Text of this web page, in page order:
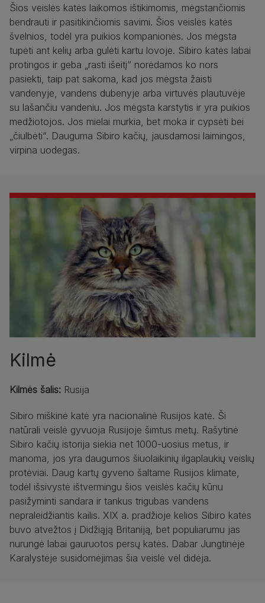
Šios veislės katės laikomos ištikimomis, mėgstančiomis
bendrauti ir pasitikinčiomis savimi. Šios veislės katės
švelnios, todėl yra puikios kompanionės. Jos mėgsta
tupėti ant kelių arba gulėti kartu lovoje. Sibiro katės labai
protingos ir geba „rasti išeitį“ norėdamos ko nors
pasiekti, taip pat sakoma, kad jos mėgsta žaisti
vandenyje, vandens dubenyje arba virtuvės plautuvėje
su lašančiu vandeniu. Jos mėgsta karstytis ir yra puikios
medžiotojos. Jos mielai murkia, bet moka ir cypsėti bei
„čiulbėti“. Dauguma Sibiro kačių, jausdamosi laimingos,
virpina uodegas.
Kilmė
Kilmės šalis: Rusija
Sibiro miškinė katė yra nacionalinė Rusijos katė. Ši
natūrali veislė gyvuoja Rusijoje šimtus metų. Rašytinė
Sibiro kačių istorija siekia net 1000-uosius metus, ir
manoma, jos yra daugumos šiuolaikinių ilgaplaukių veislių
protėviai. Daug kartų gyveno šaltame Rusijos klimate,
todėl išsivystė ištvermingu šios veislės kačių kūnu
pasižyminti sandara ir tankus trigubas vandens
nepraleidžiantis kailis. XIX a. pradžioje kelios Sibiro katės
buvo atvežtos į Didžiąją Britaniją, bet populiarumu jas
nurungė labai gauruotos persų katės. Dabar Jungtinėje
Karalystėje susidomėjimas šia veislė vėl didėja.